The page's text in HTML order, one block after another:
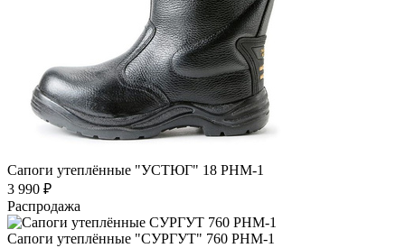
Сапоги утеплённые "УСТЮГ" 18 РНМ-1
3 990 ₽
Распродажа
Сапоги утеплённые "СУРГУТ" 760 РНМ-1